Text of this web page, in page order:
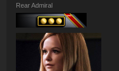
Rear Admiral